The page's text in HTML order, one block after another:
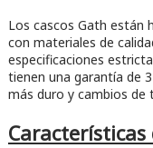
Los cascos Gath están
con materiales de
especificaciones
tienen una garantía de
más duro y cambios de
Características